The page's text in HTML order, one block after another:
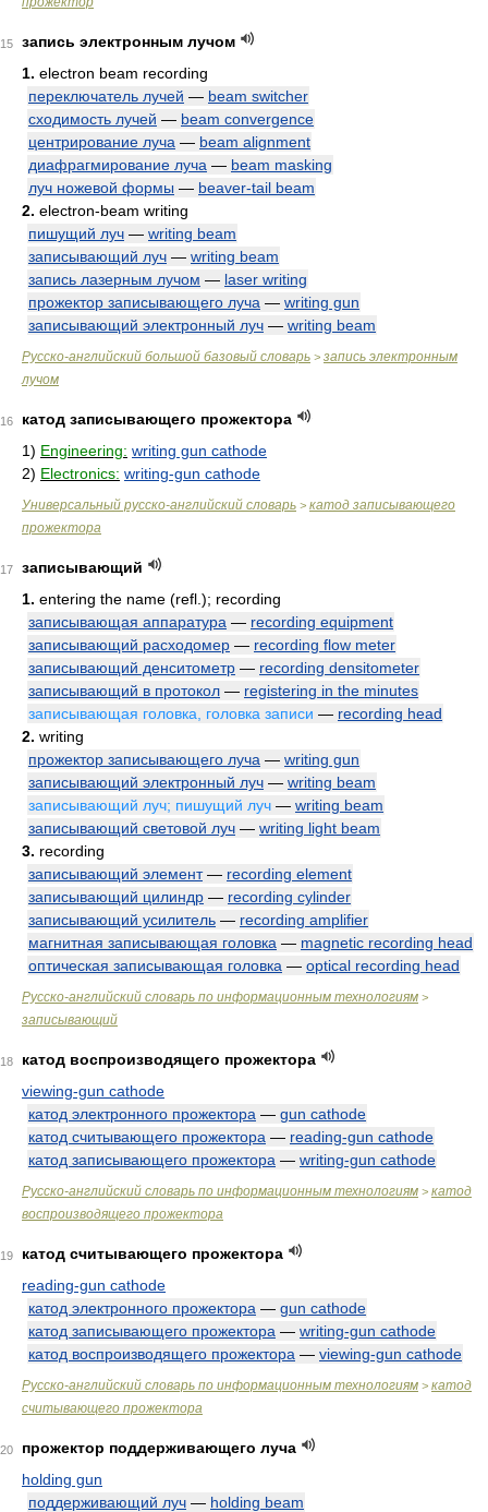
15
запись электронным лучом
1. electron beam recording
переключатель лучей — beam switcher
сходимость лучей — beam convergence
центрирование луча — beam alignment
диафрагмирование луча — beam masking
луч ножевой формы — beaver-tail beam
2. electron-beam writing
пишущий луч — writing beam
записывающий луч — writing beam
запись лазерным лучом — laser writing
прожектор записывающего луча — writing gun
записывающий электронный луч — writing beam
Русско-английский большой базовый словарь > запись электронным
лучом
16
катод записывающего прожектора
1) Engineering: writing gun cathode
2) Electronics: writing-gun cathode
Универсальный русско-английский словарь > катод записывающего
прожектора
17
записывающий
1. entering the name (refl.); recording
записывающая аппаратура — recording equipment
записывающий расходомер — recording flow meter
записывающий денситометр — recording densitometer
записывающий в протокол — registering in the minutes
записывающая головка, головка записи — recording head
2. writing
прожектор записывающего луча — writing gun
записывающий электронный луч — writing beam
записывающий луч; пишущий луч — writing beam
записывающий световой луч — writing light beam
3. recording
записывающий элемент— recording element
записывающий цилиндр — recording cylinder
записывающий усилитель — recording amplifier
магнитная записывающая головка — magnetic recording head
оптическая записывающая головка — optical recording head
Русско-английский словарь по информационным технологиям >
записывающий
18
катод воспроизводящего прожектора
viewing-gun cathode
катод электронного прожектора — gun cathode
катод считывающего прожектора — reading-gun cathode
катод записывающего прожектора — writing-gun cathode
Русско-английский словарь по информационным технологиям > катод
воспроизводящего прожектора
19
катод считывающего прожектора
reading-gun cathode
катод электронного прожектора — gun cathode
катод записывающего прожектора — writing-gun cathode
катод воспроизводящего прожектора — viewing-gun cathode
Русско-английский словарь по информационным технологиям > катод
считывающего прожектора
20
прожектор поддерживающего луча
holding gun
поддерживающий луч — holding beam